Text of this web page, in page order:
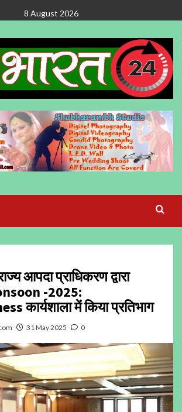
8 August 2026
आपदा प्राधिकरण द्वारा
-2025:
कार्यशाला में किया प्रतिभाग
31 May 2025 0